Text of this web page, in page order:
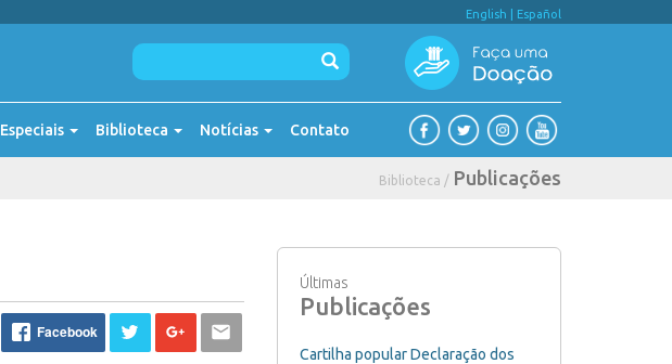
English Español
Especiais Biblioteca Notícias Contato
Biblioteca / Publicações
Facebook
Últimas
Publicações
Cartilha popular Declaração dos